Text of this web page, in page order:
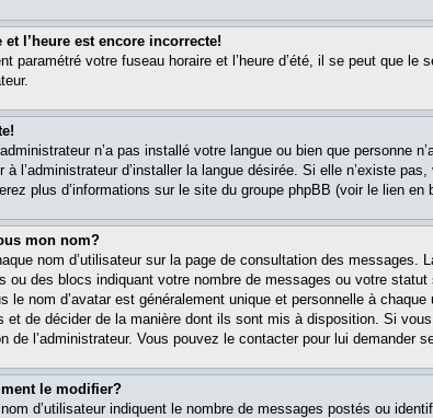
l’heure est encore incorrecte!
paramétré votre fuseau horaire et l’heure d’été, il se peut que le
n’a pas installé votre langue ou bien que personne
l’administrateur d’installer la langue désirée. Si elle n’existe
plus d’informations sur le site du groupe phpBB (voir le lien en
mon nom?
nom d’utilisateur sur la page de consultation des messages.
ou des blocs indiquant votre nombre de messages ou votre
le nom d’avatar est généralement unique et personnelle à chaque
et de décider de la manière dont ils sont mis à disposition. Si
de l’administrateur. Vous pouvez le contacter pour lui demander
le modifier?
d’utilisateur indiquent le nombre de messages postés ou